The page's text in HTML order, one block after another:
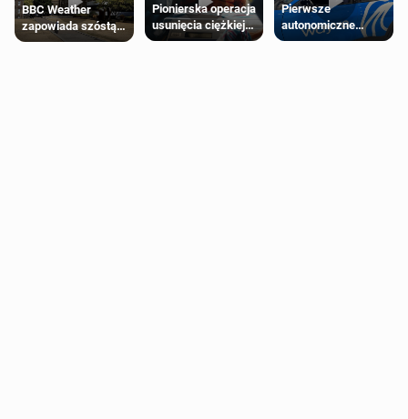
BBC Weather
zapowiada szóstą
falę upałów w
Pionierska operacja
usunięcia ciężkiej
wady wrodzonej
Pierwsze
autonomiczne
Ubery pojawią się